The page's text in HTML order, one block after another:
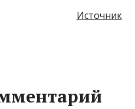
Источник